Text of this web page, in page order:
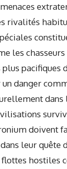
rivalités
les
plus pacifiques
danger
doivent
leur quête
hostiles